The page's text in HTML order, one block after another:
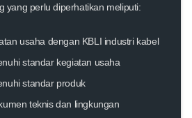
yang perlu diperhatikan meliputi:
usaha dengan KBLI industri kabel
standar kegiatan usaha
standar produk
teknis dan lingkungan